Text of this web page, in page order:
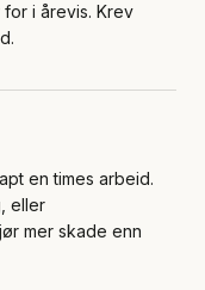
i årevis. Krev
en times arbeid.
eller
mer skade enn